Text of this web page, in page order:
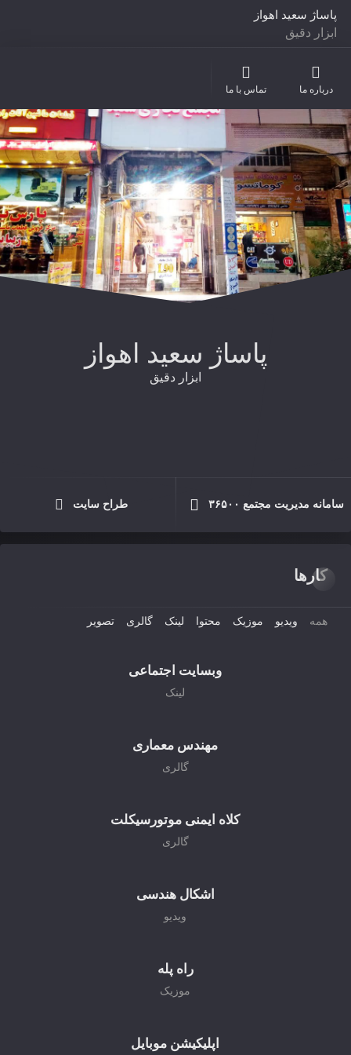
پاساژ سعید اهواز
ابزار دقیق
لوازم یدکی
ابزارآلات
درباره ما تماس با ما
پاساژ سعید اهواز
ابزار دقیق
ابزارآلات سامانه مدیریت مجتمع ۳۶۵۰۰ طراح سایت
کارها
همه ویدیو موزیک محتوا لینک گالری تصویر
وبسایت اجتماعی
لینک
مهندس معماری
گالری
کلاه ایمنی موتورسیکلت
گالری
اشکال هندسی
ویدیو
راه پله
موزیک
اپلیکیشن موبایل